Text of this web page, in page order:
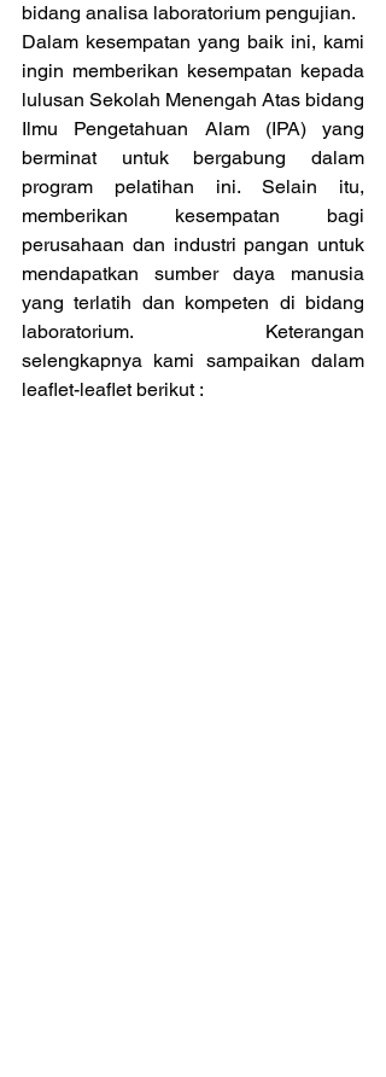
bidang analisa laboratorium pengujian.
Dalam kesempatan yang baik ini, kami
ingin memberikan kesempatan kepada
lulusan Sekolah Menengah Atas bidang
Ilmu Pengetahuan Alam (IPA) yang
berminat untuk bergabung dalam
program pelatihan ini. Selain itu,
memberikan kesempatan bagi
perusahaan dan industri pangan untuk
mendapatkan sumber daya manusia
yang terlatih dan kompeten di bidang
laboratorium.  Keterangan
selengkapnya kami sampaikan dalam
leaflet-leaflet berikut :